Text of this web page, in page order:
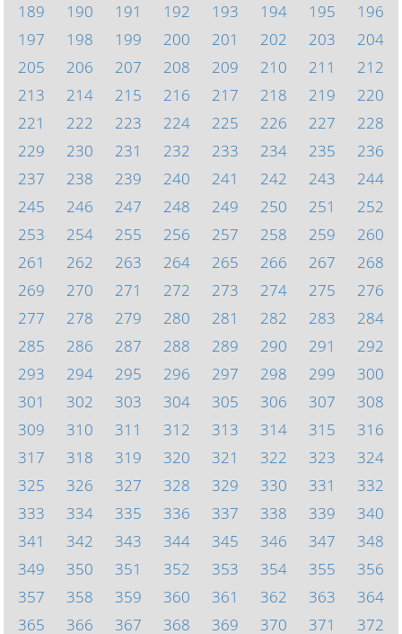
189
190 191 192 193 194 195
196
197
198 199 200 201 202 203
204
205
206 207 208 209 210 211
212
213
214 215 216 217 218 219
220
221
222 223 224 225 226 227
228
229
230 231 232 233 234 235
236
237
238 239 240 241 242 243
244
245
246 247 248 249 250 251
252
253
254 255 256 257 258 259
260
261
262 263 264 265 266 267
268
269
270 271 272 273 274 275
276
277
278 279 280 281 282 283
284
285
286 287 288 289 290 291
292
293
294 295 296 297 298 299
300
301
302 303 304 305 306 307
308
309
310 311 312 313 314 315
316
317
318 319 320 321 322 323
324
325
326 327 328 329 330 331
332
333
334 335 336 337 338 339
340
341
342 343 344 345 346 347
348
349
350 351 352 353 354 355
356
357
358 359 360 361 362 363
364
365
366 367 368 369 370 371 372